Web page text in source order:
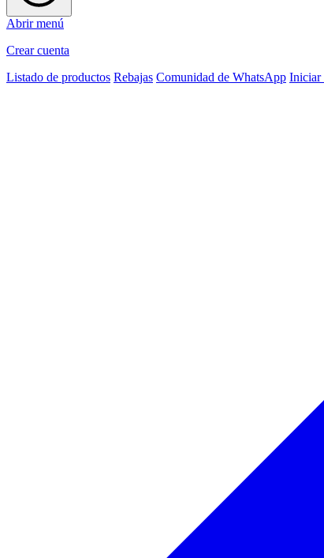
Abrir menú
Crear cuenta
Listado de productos Rebajas Comunidad de WhatsApp Iniciar